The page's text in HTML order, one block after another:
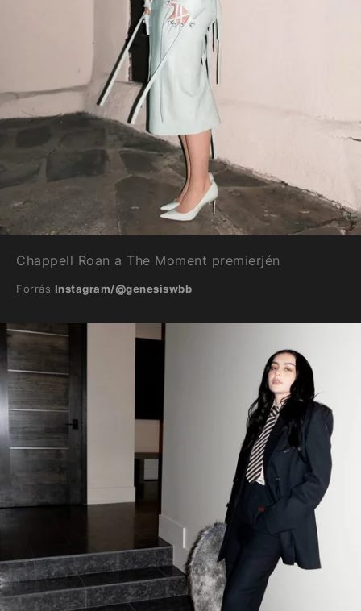
Chappell Roan a The Moment premierjén
Forrás Instagram/@genesiswbb